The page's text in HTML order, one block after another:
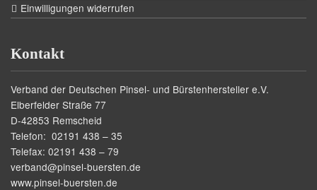
Einwilligungen widerrufen
Kontakt
Verband der Deutschen Pinsel- und Bürstenhersteller e.V.
Elberfelder Straße 77
D-42853 Remscheid
Telefon: 02191 438 – 35
Telefax: 02191 438 – 79
verband@pinsel-buersten.de
www.pinsel-buersten.de